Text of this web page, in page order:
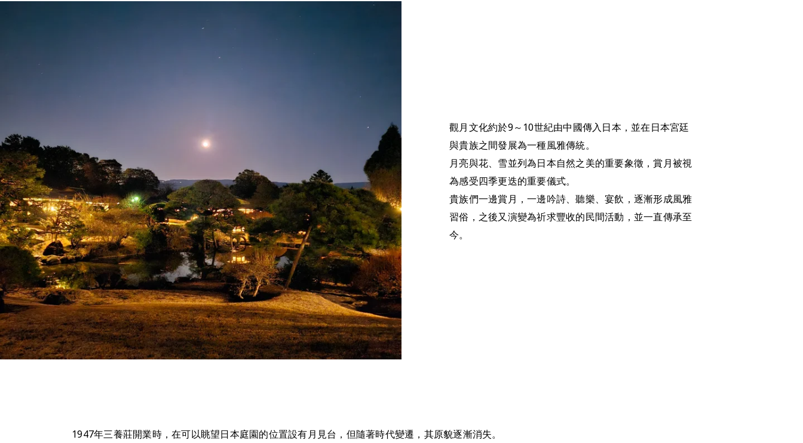
觀月文化約於9～10世紀由中國傳入日本，並在日本宮廷
與貴族之間發展為一種風雅傳統。
月亮與花、雪並列為日本自然之美的重要象徵，賞月被視
為感受四季更迭的重要儀式。
貴族們一邊賞月，一邊吟詩、聽樂、宴飲，逐漸形成風雅
習俗，之後又演變為祈求豐收的民間活動，並一直傳承至
今。
1947年三養莊開業時，在可以眺望日本庭園的位置設有月見台，但隨著時代變遷，其原貌逐漸消失。